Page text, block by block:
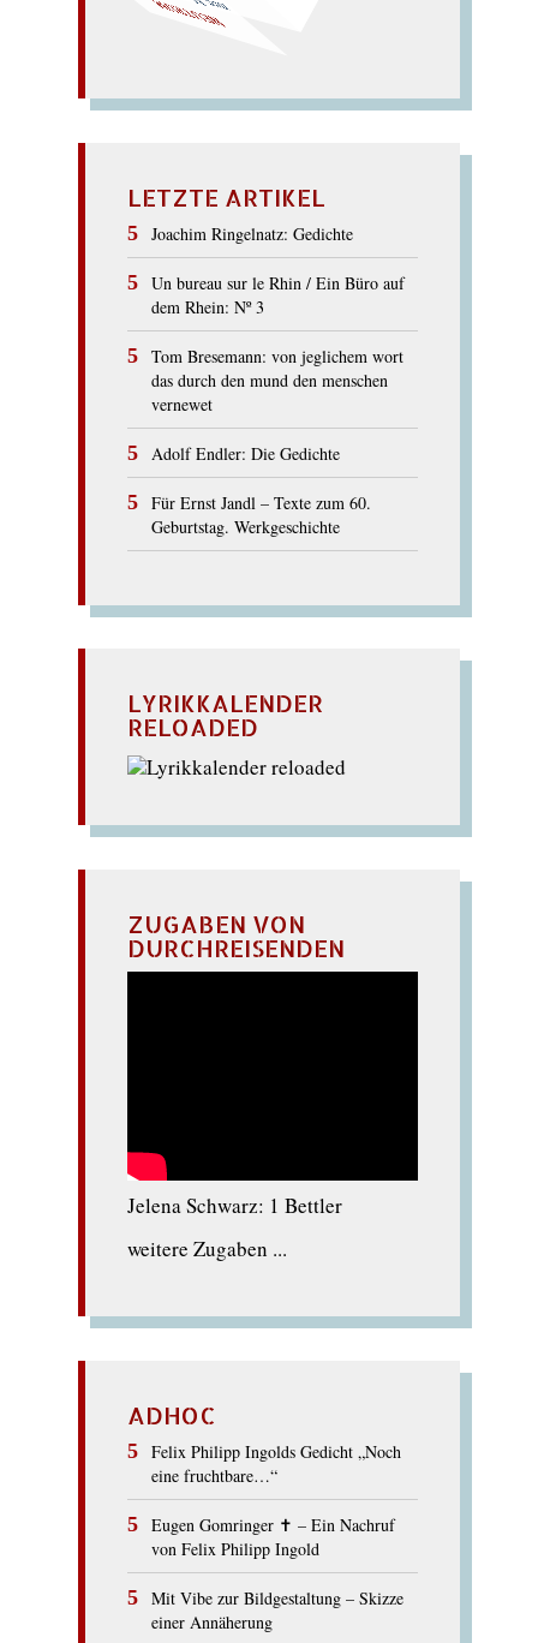
NEUTRUM
LETZTE ARTIKEL
Joachim Ringelnatz: Gedichte
Un bureau sur le Rhin / Ein Büro auf
dem Rhein: Nº 3
Tom Bresemann: von jeglichem wort
das durch den mund den menschen
vernewet
Adolf Endler: Die Gedichte
Für Ernst Jandl – Texte zum 60.
Geburtstag. Werkgeschichte
LYRIKKALENDER
RELOADED
ZUGABEN VON
DURCHREISENDEN
Jelena Schwarz: 1 Bettler
weitere Zugaben ...
ADHOC
Felix Philipp Ingolds Gedicht „Noch
eine fruchtbare…“
Eugen Gomringer ✝︎ – Ein Nachruf
von Felix Philipp Ingold
Mit Vibe zur Bildgestaltung – Skizze
einer Annäherung